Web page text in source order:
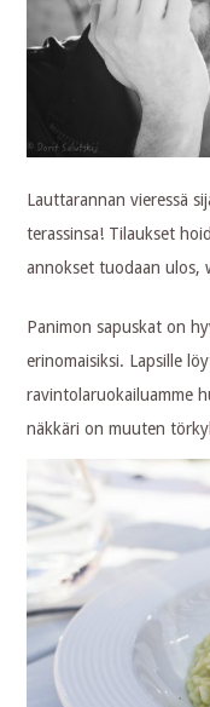
Lauttarannan vieressä
terassinsa! Tilaukset
annokset tuodaan ulos,
Panimon sapuskat on
erinomaisiksi. Lapsille
ravintolaruokailuamme
näkkäri on muuten